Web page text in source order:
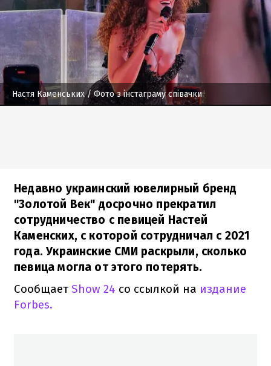
Настя Каменських/ Фото з інстаграму співачки
Недавно украинский ювелирный бренд
"Золотой Век" досрочно прекратил
сотрудничество с певицей Настей
Каменских, с которой сотрудничал с 2021
года. Украинские СМИ раскрыли, сколько
певица могла от этого потерять.
СообщаетShow 24 со ссылкой на издание
Forbes.